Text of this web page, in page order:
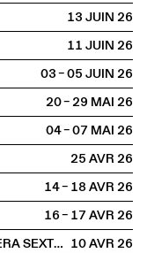
13 JUIN2026
11 JUIN2026
03 – 05 JUIN2026
20 – 29 MAI2026
04 – 07 MAI2026
25 AVR2026
14 – 18 AVR2026
16 – 17 AVR2026
MANON MULLENER QUINTET + ÉNA VERA SEXTET 10 AVR2026